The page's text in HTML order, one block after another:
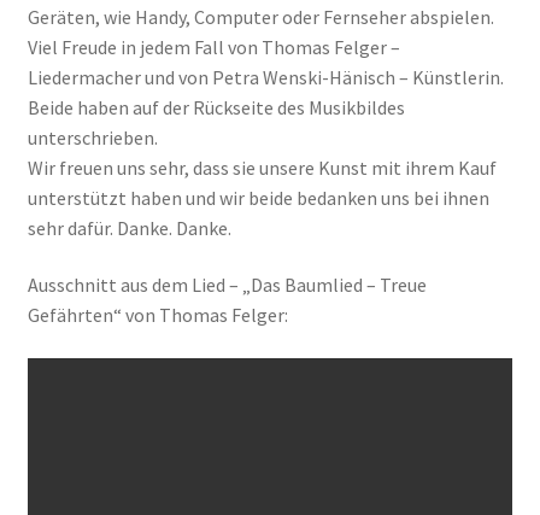
Geräten, wie Handy, Computer oder Fernseher abspielen.
Viel Freude in jedem Fall von Thomas Felger –
Liedermacher und von Petra Wenski-Hänisch – Künstlerin.
Beide haben auf der Rückseite des Musikbildes
unterschrieben.
Wir freuen uns sehr, dass sie unsere Kunst mit ihrem Kauf
unterstützt haben und wir beide bedanken uns bei ihnen
sehr dafür. Danke. Danke.
Ausschnitt aus dem Lied – „Das Baumlied – Treue
Gefährten“ von Thomas Felger: